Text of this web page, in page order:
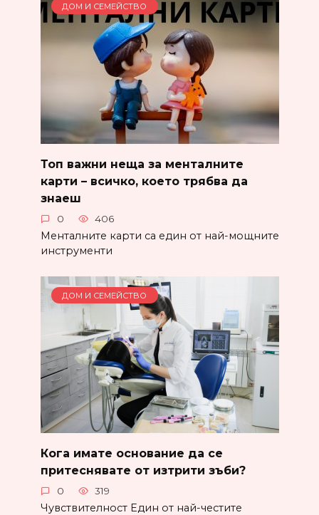
ДОМ И СЕМЕЙСТВО
Топ важни неща за менталните
карти – всичко, което трябва да
знаеш
0 406
Менталните карти са един от най-мощните
инструменти
ДОМ И СЕМЕЙСТВО
Кога имате основание да се
притеснявате от изтрити зъби?
0 319
Чувствителност Един от най-честите